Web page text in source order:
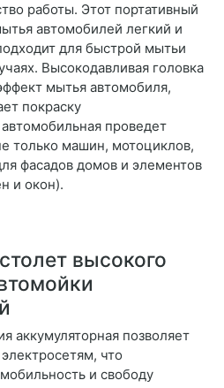
работы. Этот портативный
автомобилей легкий и
для быстрой мытьи
Высокодавливая головка
мытья автомобиля,
покраску
проведет
только машин, мотоциклов,
фасадов домов и элементов
и окон).
высокого
аккумуляторная позволяет
что
и свободу